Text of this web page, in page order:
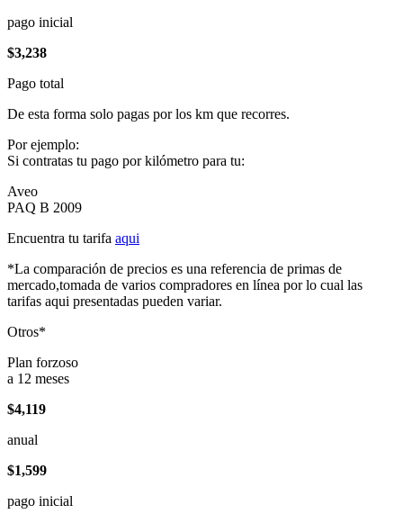
pago inicial
$3,238
Pago total
De esta forma solo pagas por los km que recorres.
Por ejemplo:
Si contratas tu pago por kilómetro para tu:
Aveo
PAQ B 2009
Encuentra tu tarifa aqui
*La comparación de precios es una referencia de primas de
mercado,tomada de varios compradores en línea por lo cual las
tarifas aqui presentadas pueden variar.
Otros*
Plan forzoso
a 12 meses
$4,119
anual
$1,599
pago inicial